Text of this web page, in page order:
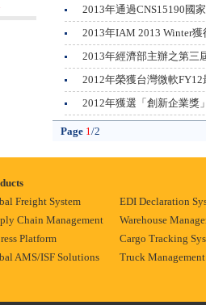
2013年通過CNS15190國
2013年IAM 2013 Winter獲
2013年經濟部主辦之第三
2012年榮獲台灣微軟
2012年獲選「創新企業獎」
Page 1/2
Freight System
EDI Declaration
Chain Management
Warehouse
Platform
Cargo Tracking
AMS/ISF Solutions
Truck